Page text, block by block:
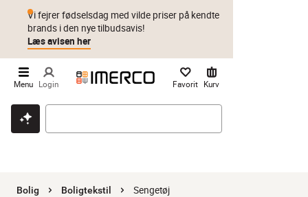
Klik & hent Byt i 1 år Prismatch
Vi fejrer fødselsdag med vilde priser på kendte
brands i den nye tilbudsavis!
Læs avisen her
Menu Login Favorit Kurv
Bolig Boligtekstil Sengetøj